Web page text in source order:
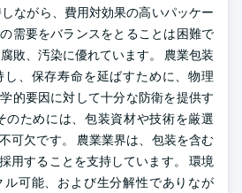
ながら、費用対効果の高いパッケー
需要をバランスをとることは困難で
敗、汚染に優れています。 農業包装
、保存寿命を延ばすために、物理
的要因に対して十分な防衛を提供す
のためには、包装資材や技術を厳選
可欠です。 農業業界は、包装を含む
用することを支持しています。 環境
ル可能、および生分解性でありなが